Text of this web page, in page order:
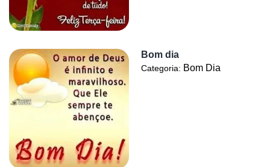
Bom dia
Categoria: Bom Dia